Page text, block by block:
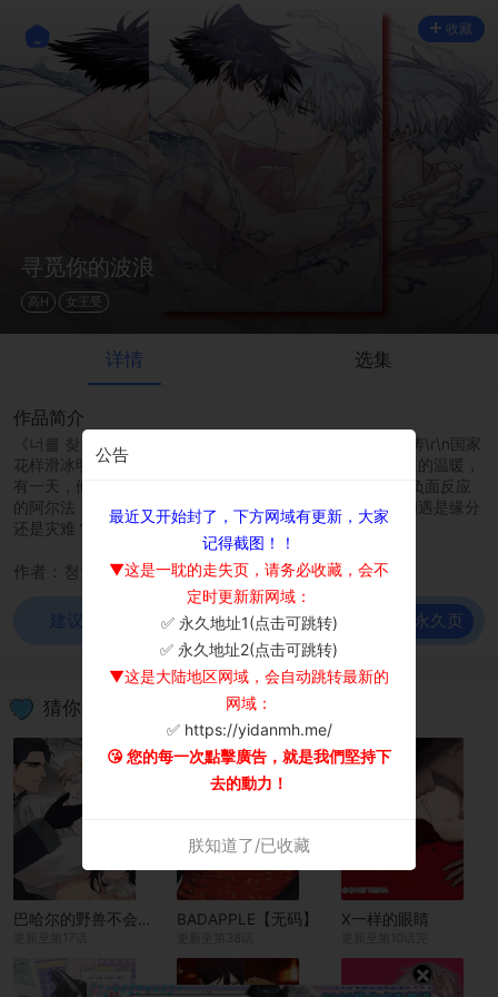
寻觅你的波浪
高H 女王受
收藏
详情 选集
作品简介
《너를 찾는 파도》\r\n平台：lezhin\r\n别名：寻觅你的波涛\r\n国家
花样滑冰明星意林，作为孤儿长大的他，总是特别嚮往家庭的温暖，
有一天，他遇到了国家游泳健将…\r\n对欧米茄的气味产生负面反应
的阿尔法，和没有气味信息素的欧米茄相遇，这次特殊的相遇是缘分
还是灾难？?
作者：청연
建议使用谷歌浏览器观看！ 前往永久页
猜你喜欢
BADAPPLE【无码】 X一样的眼睛
公告
最近又开始封了，下方网域有更新，大家
记得截图！！
▼这是一耽的走失页，请务必收藏，会不
定时更新新网域：
✅ 永久地址1(点击可跳转)
✅ 永久地址2(点击可跳转)
▼这是大陆地区网域，会自动跳转最新的
网域：
✅ https://yidanmh.me/
😘 您的每一次點擊廣告，就是我們堅持下
去的動力！
朕知道了/已收藏
×